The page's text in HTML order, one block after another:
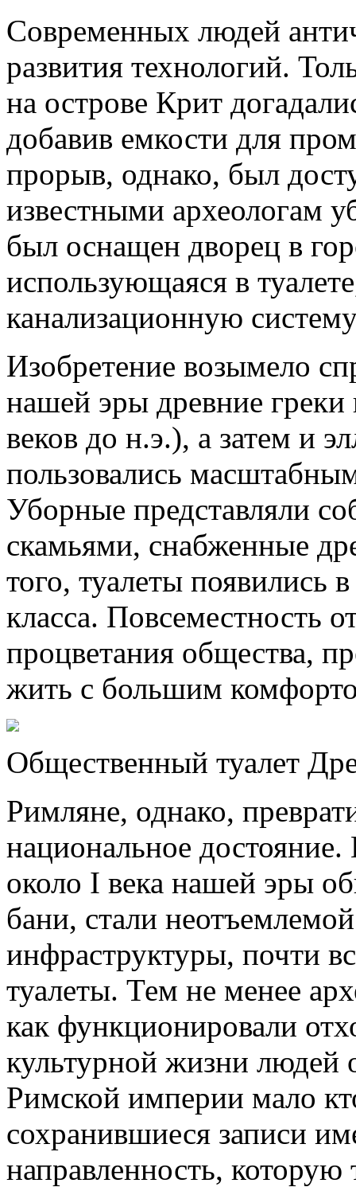
Современных людей
развития технологий.
на острове Крит
добавив емкости для
прорыв, однако, был
известными археологам
был оснащен дворец в
использующаяся в
канализационную
Изобретение возымело
нашей эры древние греки
веков до н.э.), а затем и
пользовались
Уборные представляли
скамьями, снабженные
того, туалеты появились
класса. Повсеместность
процветания общества,
жить с большим
Общественный туалет
Римляне, однако,
национальное
около I века нашей эры
бани, стали
инфраструктуры, почти
туалеты. Тем не менее
как функционировали
культурной жизни людей
Римской империи мало
сохранившиеся записи
направленность, которую